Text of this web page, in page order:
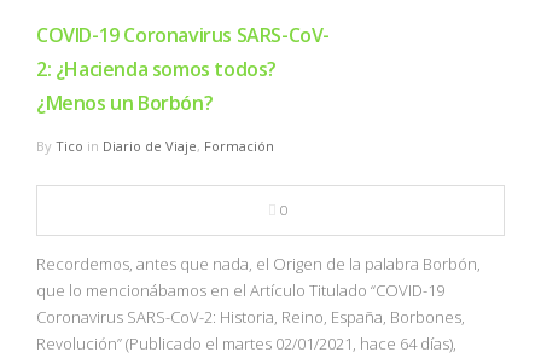
FIBA
OTROS
NBA
COVID-19 Coronavirus SARS-CoV-
2: ¿Hacienda somos todos?
¿Menos un Borbón?
By Tico in Diario de Viaje, Formación
0
Recordemos, antes que nada, el Origen de la palabra Borbón,
que lo mencionábamos en el Artículo Titulado “COVID-19
Coronavirus SARS-CoV-2: Historia, Reino, España, Borbones,
Revolución” (Publicado el martes 02/01/2021, hace 64 días),